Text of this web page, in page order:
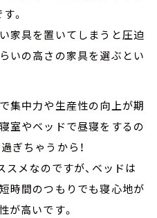
。
家具を置いてしまうと圧迫
いの高さの家具を選ぶとい
集中力や生産性の向上が期
室やベッドで昼寝をするの
ぎちゃうから！
メなのですが、ベッドは
時間のつもりでも寝心地が
が高いです。